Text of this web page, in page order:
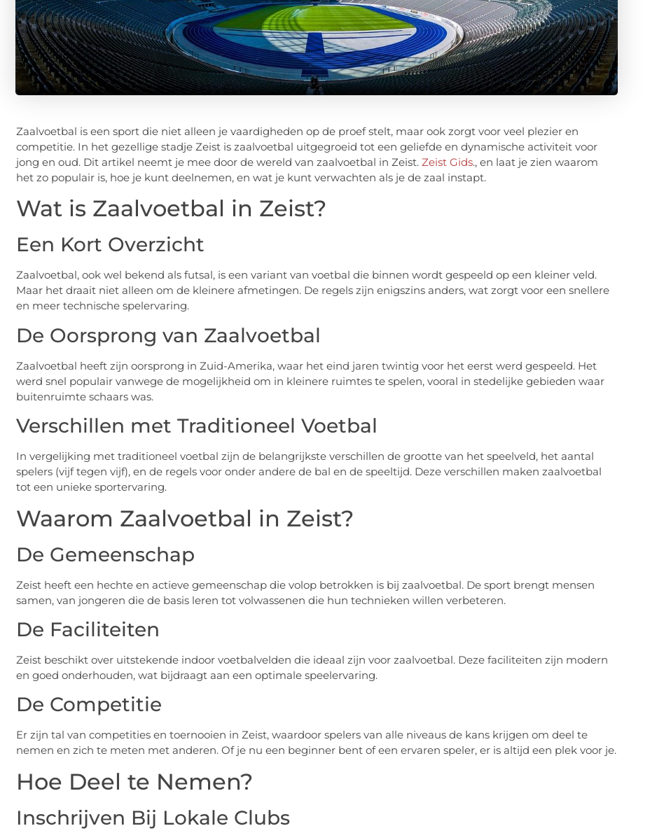
Zaalvoetbal is een sport die niet alleen je vaardigheden op de proef stelt, maar ook zorgt voor veel plezier en
competitie. In het gezellige stadje Zeist is zaalvoetbal uitgegroeid tot een geliefde en dynamische activiteit voor
jong en oud. Dit artikel neemt je mee door de wereld van zaalvoetbal in Zeist. Zeist Gids., en laat je zien waarom
het zo populair is, hoe je kunt deelnemen, en wat je kunt verwachten als je de zaal instapt.
Wat is Zaalvoetbal in Zeist?
Een Kort Overzicht
Zaalvoetbal, ook wel bekend als futsal, is een variant van voetbal die binnen wordt gespeeld op een kleiner veld.
Maar het draait niet alleen om de kleinere afmetingen. De regels zijn enigszins anders, wat zorgt voor een snellere
en meer technische spelervaring.
De Oorsprong van Zaalvoetbal
Zaalvoetbal heeft zijn oorsprong in Zuid-Amerika, waar het eind jaren twintig voor het eerst werd gespeeld. Het
werd snel populair vanwege de mogelijkheid om in kleinere ruimtes te spelen, vooral in stedelijke gebieden waar
buitenruimte schaars was.
Verschillen met Traditioneel Voetbal
In vergelijking met traditioneel voetbal zijn de belangrijkste verschillen de grootte van het speelveld, het aantal
spelers (vijf tegen vijf), en de regels voor onder andere de bal en de speeltijd. Deze verschillen maken zaalvoetbal
tot een unieke sportervaring.
Waarom Zaalvoetbal in Zeist?
De Gemeenschap
Zeist heeft een hechte en actieve gemeenschap die volop betrokken is bij zaalvoetbal. De sport brengt mensen
samen, van jongeren die de basis leren tot volwassenen die hun technieken willen verbeteren.
De Faciliteiten
Zeist beschikt over uitstekende indoor voetbalvelden die ideaal zijn voor zaalvoetbal. Deze faciliteiten zijn modern
en goed onderhouden, wat bijdraagt aan een optimale speelervaring.
De Competitie
Er zijn tal van competities en toernooien in Zeist, waardoor spelers van alle niveaus de kans krijgen om deel te
nemen en zich te meten met anderen. Of je nu een beginner bent of een ervaren speler, er is altijd een plek voor je.
Hoe Deel te Nemen?
Inschrijven Bij Lokale Clubs